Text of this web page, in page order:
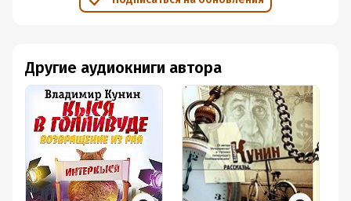
Другие аудиокниги автора